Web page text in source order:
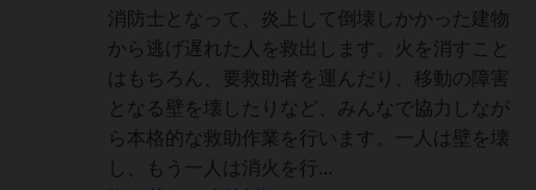
消防士となって、炎上して倒壊しかかった建物
から逃げ遅れた人を救出します。火を消すこと
はもちろん、要救助者を運んだり、移動の障害
となる壁を壊したりなど、みんなで協力しなが
ら本格的な救助作業を行います。一人は壁を壊
し、もう一人は消火を行...